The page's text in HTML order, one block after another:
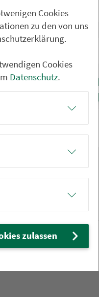
VGN
Cookies
zu den von uns
Cookies
Datenschutz.
zulassen